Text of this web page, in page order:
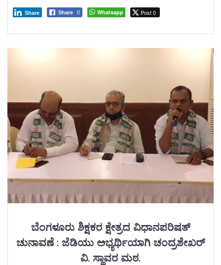
Share 0 Whatsapp Post 0
Share
ಬೆಂಗಳೂರು ಶಿಕ್ಷಕರ ಕ್ಷೇತ್ರದ ವಿಧಾನಪರಿಷತ್
ಚುನಾವಣೆ : ಜೆಡಿಯು ಅಭ್ಯರ್ಥಿಯಾಗಿ ಚಂದ್ರಶೇಖರ್
ವಿ. ಸ್ಥಾವರ ಮಠ.